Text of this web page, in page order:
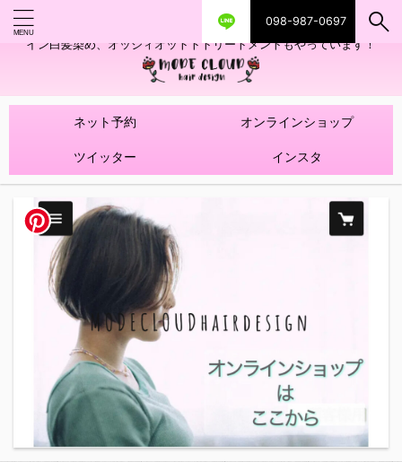
098-987-0697
艶ツヤヘアカラー！髪質改善トリートメントやハイライトを使ったデザ
イン白髪染め、オッジィオットトトリートメントもやっています！
ネット予約 オンラインショップ
ツイッター インスタ